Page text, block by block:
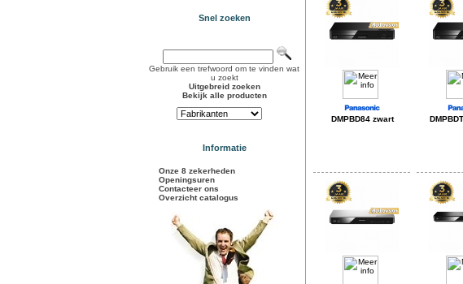
Snel zoeken
Gebruik een trefwoord om te vinden wat
u zoekt
Uitgebreid zoeken
Bekijk alle producten
Informatie
Onze 8 zekerheden
Openingsuren
Contacteer ons
Overzicht catalogus
DMPBD84 zwart